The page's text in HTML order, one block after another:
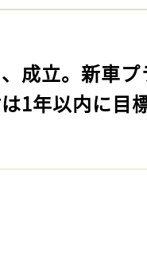
、成立。新車
1年以内に目
に入りに
インが必